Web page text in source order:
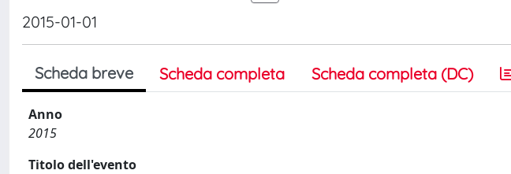
2015-01-01
Scheda breve Scheda completa Scheda completa (DC)
Anno
2015
Titolo dell'evento